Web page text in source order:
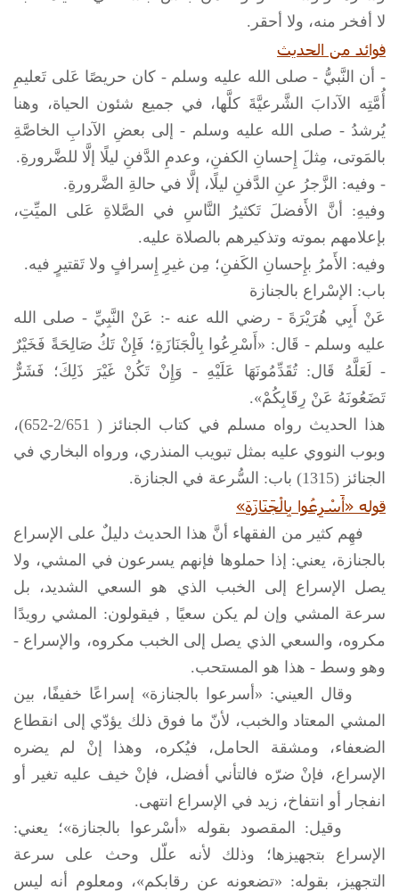
لا أفخر منه، ولا أحقر.
فوائد من الحديث
- أن النَّبيُّ - صلى الله عليه وسلم- كان حريصًا عَلى تَعليمِ
أُمَّتِه الآدابَ الشَّرعيَّةَ كلَّها، في جميع شئون الحياة، وهنا
يُرشدُ - صلى الله عليه وسلم - إلى بعضِ الآدابِ الخاصَّةِ
بالمَوتى، مِثلَ إِحسانِ الكفنِ، وعدمِ الدَّفنِ ليلًا إلَّا للضَّرورةِ.
- وفيه: الزَّجرُ عنِ الدَّفنِ ليلًا، إلَّا في حالةِ الضَّرورةِ.
وفيهِ: أنَّ الأَفضلَ تَكثيرُ النَّاسِ في الصَّلاةِ عَلى الميِّتِ،
بإعلامهم بموته وتذكيرهم بالصلاة عليه.
وفيه: الأَمرُ بإِحسانِ الكَفنِ؛ مِن غيرِ إِسرافٍ ولا تَقتيرٍ فيه.
باب: الإسْراع بالجنازة
عَنْ أَبِي هُرَيْرَةَ - رضي الله عنه -: عَنْ النَّبِيِّ - صلى الله
عليه وسلم- قَال: «أَسْرِعُوا بِالْجَنَازَةِ؛ فَإِنْ تَكُ صَالِحَةً فَخَيْرٌ
- لَعَلَّهُ قَال: تُقَدِّمُونَهَا عَلَيْهِ - وَإِنْ تَكُنْ غَيْرَ ذَلِكَ؛ فَشَرٌّ
تَضَعُونَهُ عَنْ رِقَابِكُمْ».
هذا الحديث رواه مسلم في كتاب الجنائز ( 2/651-652)،
وبوب النووي عليه بمثل تبويب المنذري، ورواه البخاري في
الجنائز (1315) باب: السُّرعة في الجنازة.
قوله «أَسْرِعُوا بِالْجَنَازَةِ»
فهِم كثير من الفقهاء أنَّ هذا الحديث دليلٌ على الإسراع
بالجنازة، يعني: إذا حملوها فإنهم يسرعون في المشي، ولا
يصل الإسراع إلى الخبب الذي هو السعي الشديد، بل
سرعة المشي وإن لم يكن سعيًا , فيقولون: المشي رويدًا
مكروه، والسعي الذي يصل إلى الخبب مكروه، والإسراع -
وهو وسط - هذا هو المستحب.
وقال العيني: «أسرعوا بالجنازة» إسراعًا خفيفًا، بين
المشي المعتاد والخبب، لأنّ ما فوق ذلك يؤدّي إلى انقطاع
الضعفاء، ومشقة الحامل، فيُكره، وهذا إنْ لم يضره
الإسراع، فإنْ ضرّه فالتأني أفضل، فإنْ خيف عليه تغير أو
انفجار أو انتفاخ، زيد في الإسراع انتهى.
وقيل: المقصود بقوله «أسْرعوا بالجنازة»؛ يعني:
الإسراع بتجهيزها؛ وذلك لأنه علّل وحث على سرعة
التجهيز، بقوله: «تضعونه عن رقابكم»، ومعلوم أنه ليس